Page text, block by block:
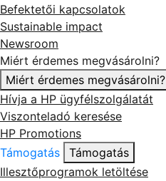
Befektetői kapcsolatok
Sustainable impact
Newsroom
Miért érdemes megvásárolni?
Miért érdemes megvásárolni?
Hívja a HP ügyfélszolgálatát
Viszonteladó keresése
HP Promotions
Támogatás
Támogatás
Illesztőprogramok letöltése